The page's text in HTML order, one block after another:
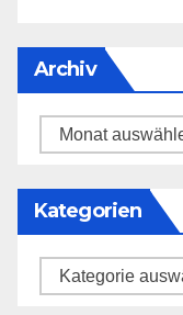
Archiv
Archiv
Kategorien
Kategorien